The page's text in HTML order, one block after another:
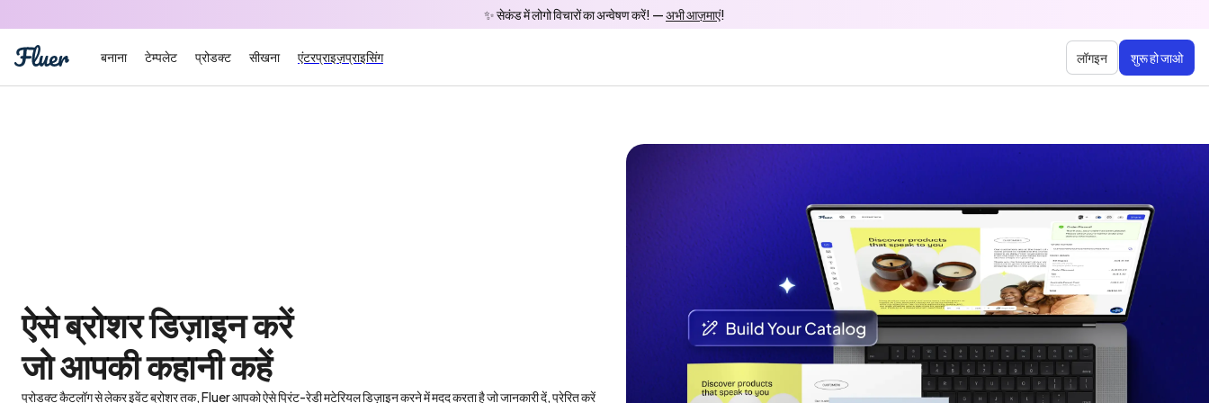
✨ सेकंड में लोगो विचारों का अन्वेषण करें! — अभी आज़माएं!
बनाना टेम्पलेट प्रोडक्ट सीखना एंटरप्राइज़प्राइसिंग लॉगइन शुरू हो जाओ
ऐसे ब्रोशर डिज़ाइन करें
जो आपकी कहानी कहें
प्रोडक्ट कैटलॉग से लेकर इवेंट ब्रोशर तक, Fluer आपको ऐसे प्रिंट-रेडी मटेरियल डिज़ाइन करने में मदद करता है जो जानकारी दें, प्रेरित करें